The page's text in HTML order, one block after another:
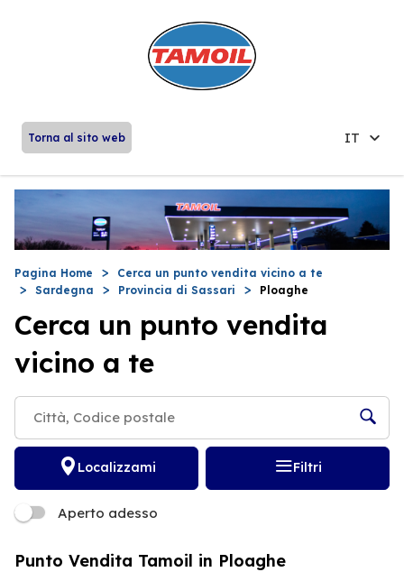
Torna al sito web IT
Pagina Home
Cerca un punto vendita vicino a te
Sardegna
Provincia di Sassari Ploaghe
Cerca un punto vendita
vicino a te
Localizzami Filtri
Aperto adesso
Punto Vendita Tamoil in Ploaghe